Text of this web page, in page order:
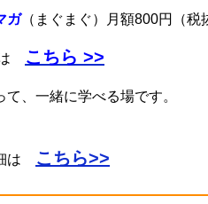
ガ（まぐまぐ）月額800円（税
こちら >>
、一緒に学べる場です。
は こちら>>